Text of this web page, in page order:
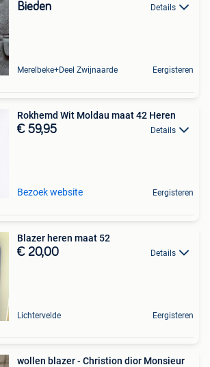
Bieden Details
Merelbeke+Deel Zwijnaarde Eergisteren
Rokhemd Wit Moldau maat 42 Heren
€ 59,95 Details
Bezoek website Eergisteren
Blazer heren maat 52
€ 20,00 Details
Lichtervelde Eergisteren
wollen blazer - Christion dior Monsieur